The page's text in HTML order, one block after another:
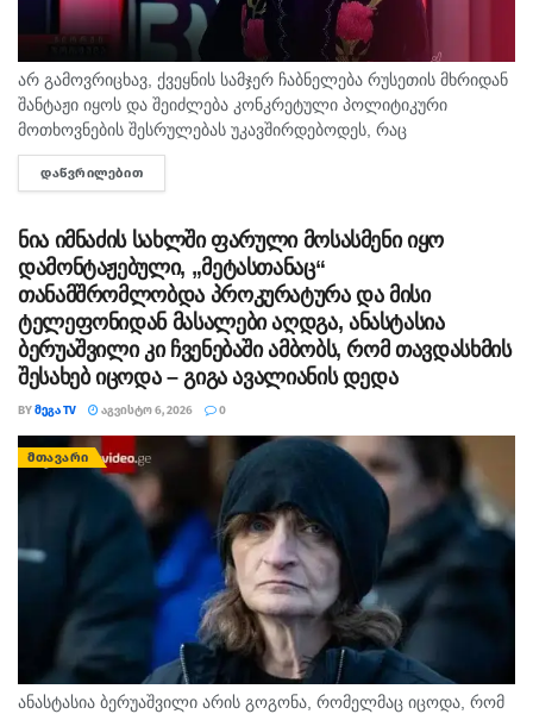
არ გამოვრიცხავ, ქვეყნის სამჯერ ჩაბნელება რუსეთის მხრიდან
შანტაჟი იყოს და შეიძლება კონკრეტული პოლიტიკური
მოთხოვნების შესრულებას უკავშირდებოდეს, რაც
ხელისუფლებისთვის ძნელად ასახსნელია საზოგადოებისთვის.
ვფიქრობ, ეს მოთხოვნები უფრო ოკუპირებულ რეგიონებს უნდა
ᲓᲐᲬᲕᲠᲘᲚᲔᲑᲘᲗ
ნია იმნაძის სახლში ფარული მოსასმენი იყო
დამონტაჟებული, „მეტასთანაც“
თანამშრომლობდა პროკურატურა და მისი
ტელეფონიდან მასალები აღდგა, ანასტასია
ბერუაშვილი კი ჩვენებაში ამბობს, რომ თავდასხმის
შესახებ იცოდა – გიგა ავალიანის დედა
BYᲛᲔᲒᲐ TV ᲐᲒᲕᲘᲡᲢᲝ 6, 2026 0
ᲛᲗᲐᲕᲐᲠᲘ
ანასტასია ბერუაშვილი არის გოგონა, რომელმაც იცოდა, რომ